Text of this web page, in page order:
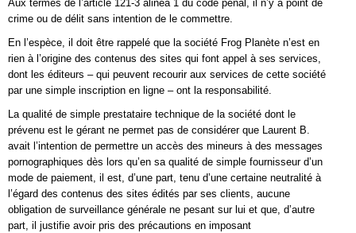
Aux termes de l’article 121-3 alinéa 1 du code pénal, il n’y a point de
crime ou de délit sans intention de le commettre.
En l’espèce, il doit être rappelé que la société Frog Planète n’est en
rien à l’origine des contenus des sites qui font appel à ses services,
dont les éditeurs – qui peuvent recourir aux services de cette société
par une simple inscription en ligne – ont la responsabilité.
La qualité de simple prestataire technique de la société dont le
prévenu est le gérant ne permet pas de considérer que Laurent B.
avait l’intention de permettre un accès des mineurs à des messages
pornographiques dès lors qu’en sa qualité de simple fournisseur d’un
mode de paiement, il est, d’une part, tenu d’une certaine neutralité à
l’égard des contenus des sites édités par ses clients, aucune
obligation de surveillance générale ne pesant sur lui et que, d’autre
part, il justifie avoir pris des précautions en imposant